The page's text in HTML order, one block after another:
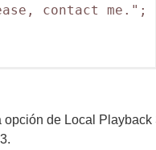
contact me.";
opción de Local